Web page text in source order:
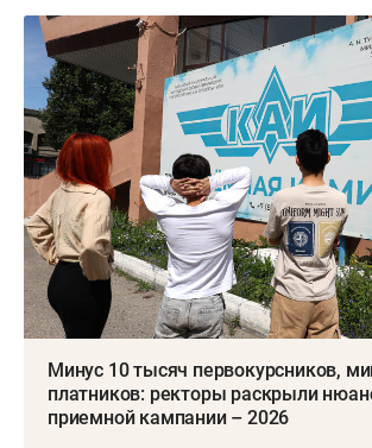
Минус 10 тысяч первокурсников,
платников: ректоры раскрыли
приемной кампании – 2026